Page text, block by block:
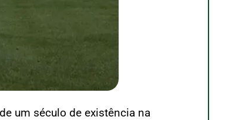
um século de existência na